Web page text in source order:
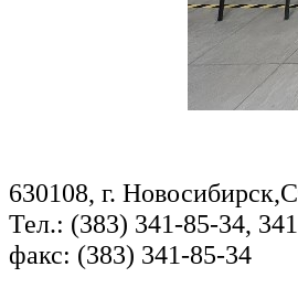
630108, г.
Тел.: (383) 341-85-34,
факс: (383) 341-85-34